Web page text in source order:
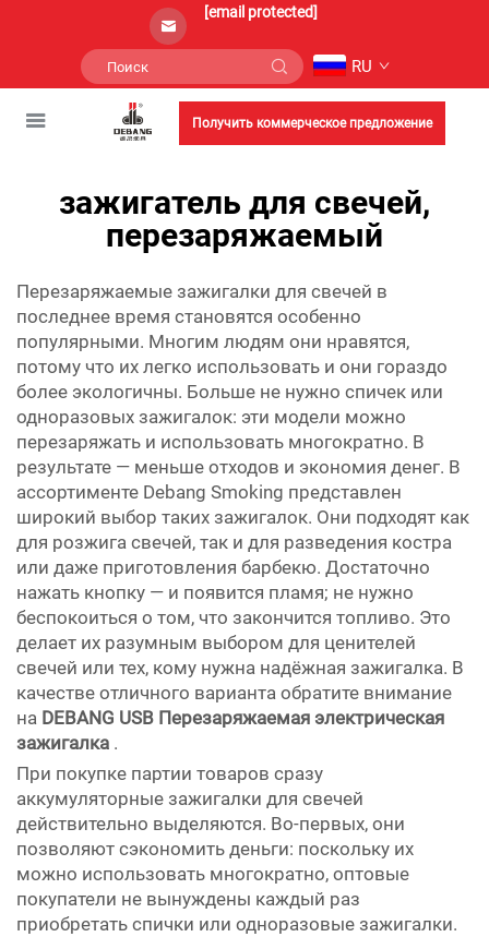
[email protected]
RU
Получить коммерческое предложение
зажигатель для свечей,
перезаряжаемый
Перезаряжаемые зажигалки для свечей в
последнее время становятся особенно
популярными. Многим людям они нравятся,
потому что их легко использовать и они гораздо
более экологичны. Больше не нужно спичек или
одноразовых зажигалок: эти модели можно
перезаряжать и использовать многократно. В
результате — меньше отходов и экономия денег. В
ассортименте Debang Smoking представлен
широкий выбор таких зажигалок. Они подходят как
для розжига свечей, так и для разведения костра
или даже приготовления барбекю. Достаточно
нажать кнопку — и появится пламя; не нужно
беспокоиться о том, что закончится топливо. Это
делает их разумным выбором для ценителей
свечей или тех, кому нужна надёжная зажигалка. В
качестве отличного варианта обратите внимание
на DEBANG USB Перезаряжаемая электрическая
зажигалка .
При покупке партии товаров сразу
аккумуляторные зажигалки для свечей
действительно выделяются. Во-первых, они
позволяют сэкономить деньги: поскольку их
можно использовать многократно, оптовые
покупатели не вынуждены каждый раз
приобретать спички или одноразовые зажигалки.